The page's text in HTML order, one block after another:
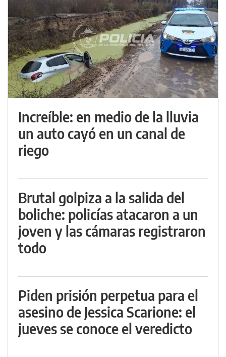
Increíble: en medio de la lluvia
un auto cayó en un canal de
riego
Brutal golpiza a la salida del
boliche: policías atacaron a un
joven y las cámaras registraron
todo
Piden prisión perpetua para el
asesino de Jessica Scarione: el
jueves se conoce el veredicto